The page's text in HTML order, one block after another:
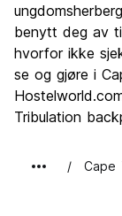
Verdi for
benytt deg av
hvorfor ikke
se og gjøre i
Tribulation
Cape